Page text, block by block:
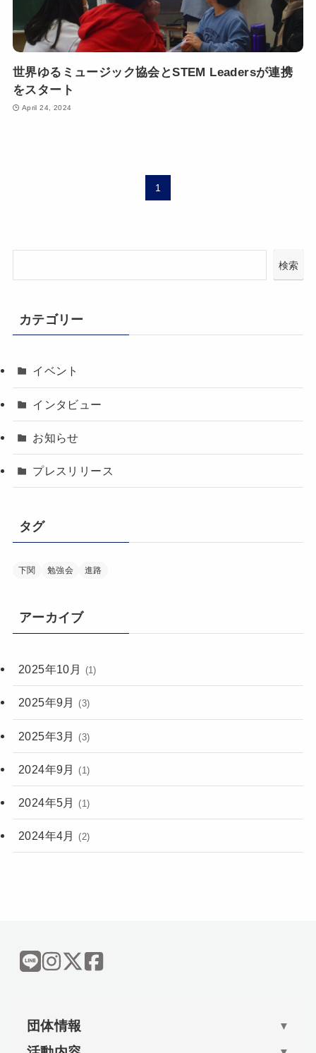
世界ゆるミュージック協会とSTEM Leadersが連携
をスタート
April 24, 2024
1
検索
カテゴリー
イベント
インタビュー
お知らせ
プレスリリース
タグ
下関 勉強会 進路
アーカイブ
2025年10月 (1)
2025年9月 (3)
2025年3月 (3)
2024年9月 (1)
2024年5月 (1)
2024年4月 (2)
団体情報 ▼